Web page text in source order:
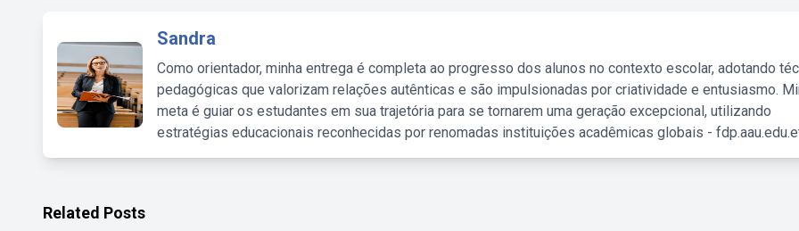
Sandra
Como orientador, minha entrega é completa ao progresso dos alunos no contexto escolar, adotando
pedagógicas que valorizam relações autênticas e são impulsionadas por criatividade e entusiasmo.
meta é guiar os estudantes em sua trajetória para se tornarem uma geração excepcional, utilizando
estratégias educacionais reconhecidas por renomadas instituições acadêmicas globais -
Related Posts